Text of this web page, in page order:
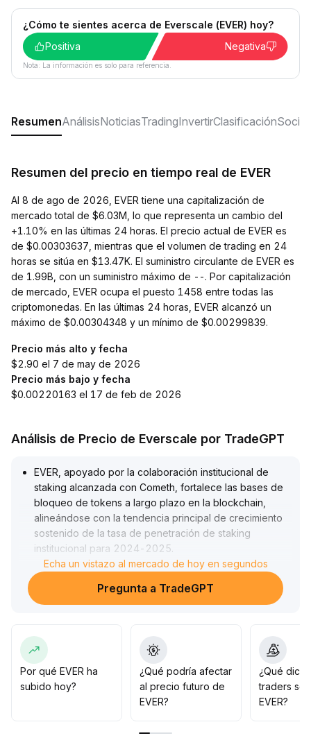
¿Cómo te sientes acerca de Everscale (EVER) hoy?
Positiva
Negativa
Nota: La información es solo para referencia.
ResumenAnálisisNoticiasTradingInvertirClasificaciónSocial
Resumen del precio en tiempo real de EVER
Al 8 de ago de 2026, EVER tiene una capitalización de
mercado total de $6.03M, lo que representa un cambio del
+1.10% en las últimas 24 horas. El precio actual de EVER es
de $0.00303637, mientras que el volumen de trading en 24
horas se sitúa en $13.47K. El suministro circulante de EVER es
de 1.99B, con un suministro máximo de --. Por capitalización
de mercado, EVER ocupa el puesto 1458 entre todas las
criptomonedas. En las últimas 24 horas, EVER alcanzó un
máximo de $0.00304348 y un mínimo de $0.00299839.
Precio más alto y fecha
$2.90 el 7 de may de 2026
Precio más bajo y fecha
$0.00220163 el 17 de feb de 2026
Análisis de Precio de Everscale por TradeGPT
EVER, apoyado por la colaboración institucional de
staking alcanzada con Cometh, fortalece las bases de
bloqueo de tokens a largo plazo en la blockchain,
alineándose con la tendencia principal de crecimiento
sostenido de la tasa de penetración de staking
institucional para 2024-2025
Esto potenciará significativamente el respaldo de valor
a mediano y largo plazo
Con el sentimiento del mercado recuperándose
positiva de la valuación a corto plazo, apuntando a una
subida potencial entre el 15% y el 18%
Se recomienda posicionarse en correcciones y
controlar el riesgo de toma de ganancias en niveles
altos, equilibrando el valor para asignaciones a largo
Echa un vistazo al mercado de hoy en segundos
Pregunta a TradeGPT
Por qué EVER ha
subido hoy?
¿Qué podría afectar
al precio futuro de
EVER?
¿Qué
traders
EVER?